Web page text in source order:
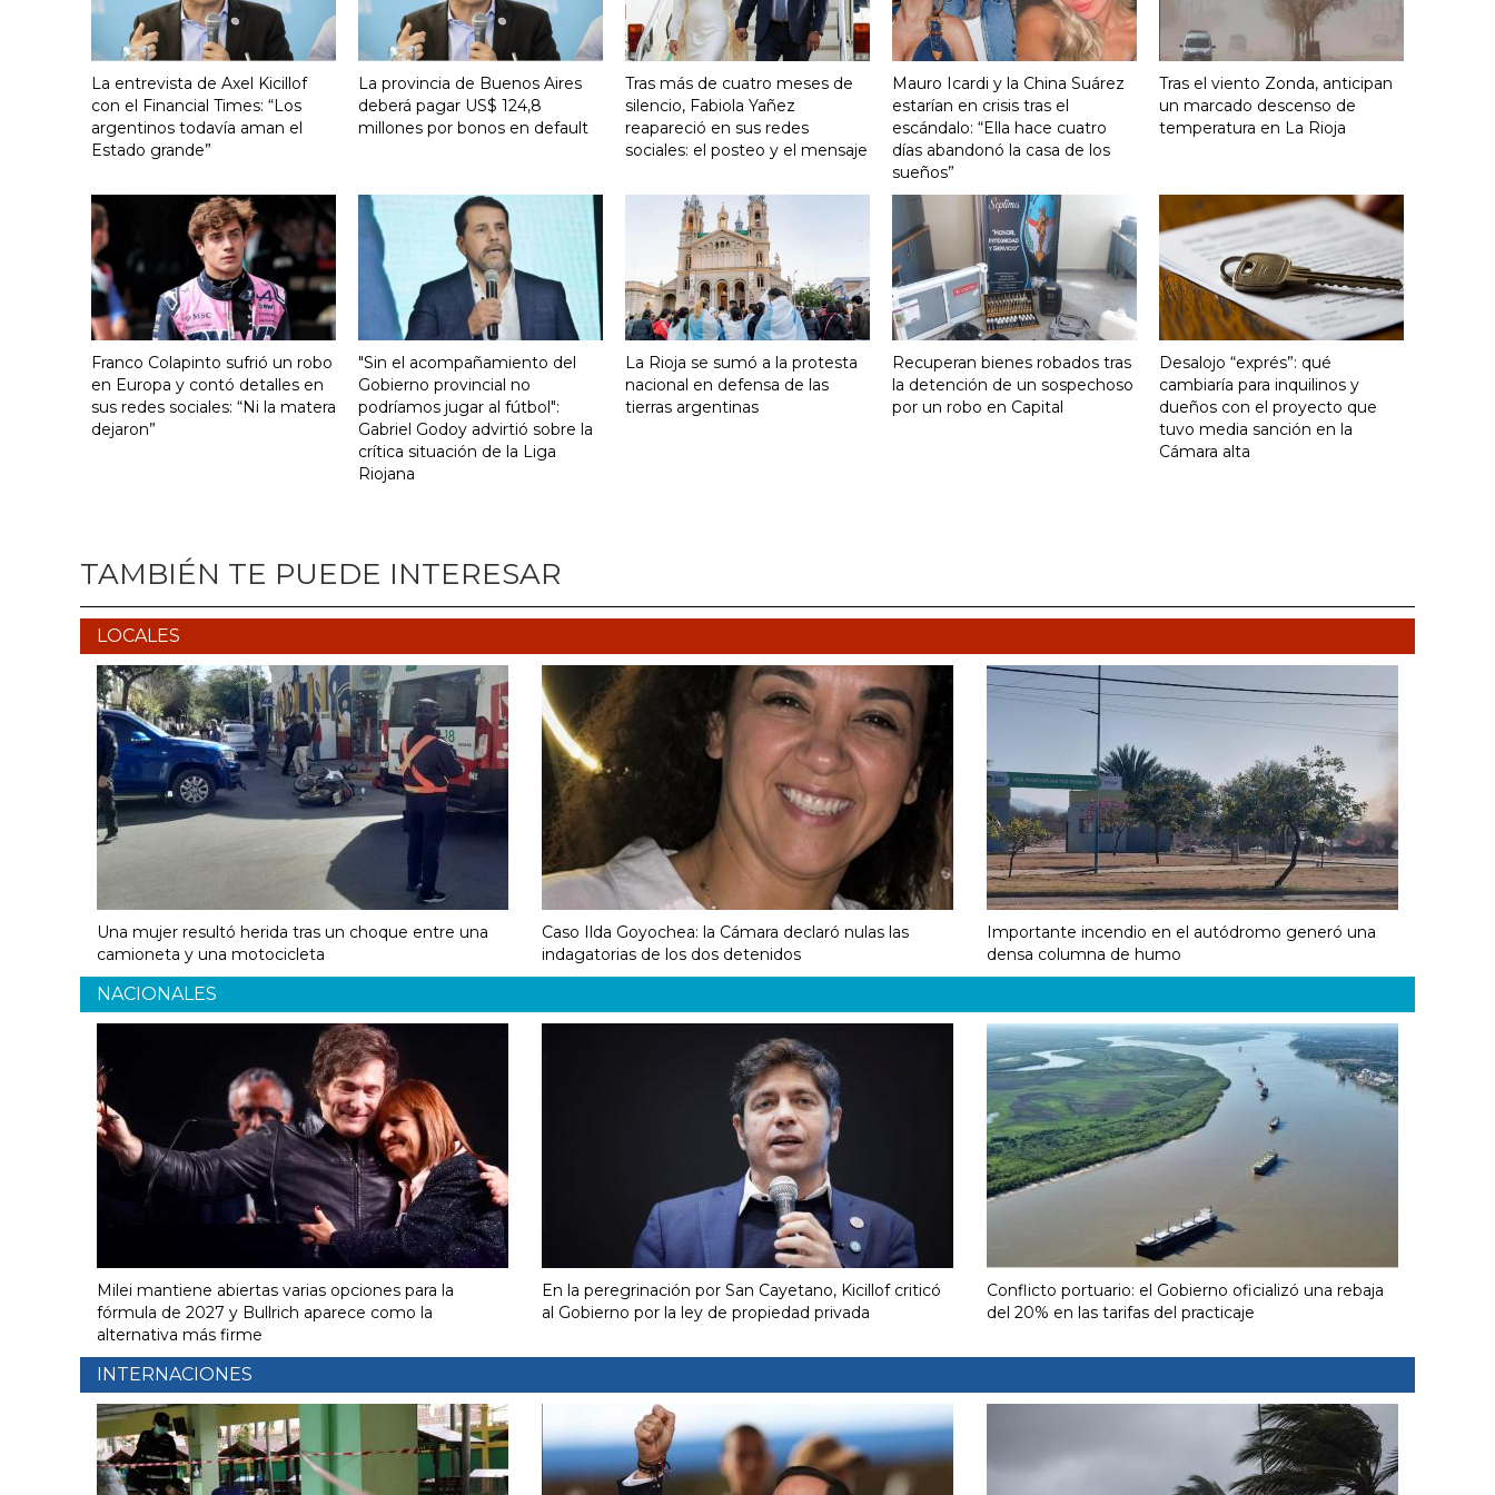
La entrevista de Axel Kicillof
con el Financial Times: “Los
argentinos todavía aman el
Estado grande”
La provincia de Buenos Aires
deberá pagar US$ 124,8
millones por bonos en default
Tras más de cuatro meses de
silencio, Fabiola Yañez
reapareció en sus redes
sociales: el posteo y el mensaje
Mauro Icardi y la China Suárez
estarían en crisis tras el
escándalo: “Ella hace cuatro
días abandonó la casa de los
sueños”
Tras el viento Zonda, anticipan
un marcado descenso de
temperatura en La Rioja
Franco Colapinto sufrió un robo
en Europa y contó detalles en
sus redes sociales: “Ni la matera
dejaron”
"Sin el acompañamiento del
Gobierno provincial no
podríamos jugar al fútbol":
Gabriel Godoy advirtió sobre la
crítica situación de la Liga
Riojana
La Rioja se sumó a la protesta
nacional en defensa de las
tierras argentinas
Recuperan bienes robados tras
la detención de un sospechoso
por un robo en Capital
Desalojo “exprés”: qué
cambiaría para inquilinos y
dueños con el proyecto que
tuvo media sanción en la
Cámara alta
TAMBIÉN TE PUEDE INTERESAR
LOCALES
Una mujer resultó herida tras un choque entre una
camioneta y una motocicleta
Caso Ilda Goyochea: la Cámara declaró nulas las
indagatorias de los dos detenidos
Importante incendio en el autódromo generó una
densa columna de humo
NACIONALES
Milei mantiene abiertas varias opciones para la
fórmula de 2027 y Bullrich aparece como la
alternativa más firme
En la peregrinación por San Cayetano, Kicillof criticó
al Gobierno por la ley de propiedad privada
Conflicto portuario: el Gobierno oficializó una rebaja
del 20% en las tarifas del practicaje
INTERNACIONES